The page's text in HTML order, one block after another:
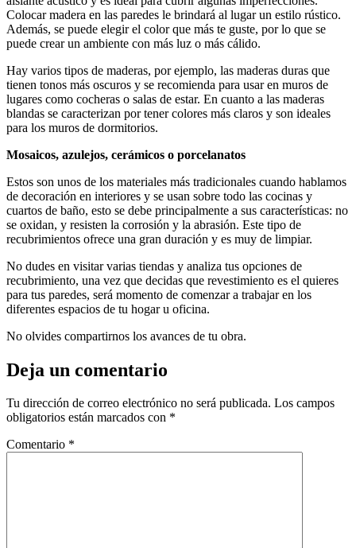
Colocar madera en las paredes le brindará al lugar un estilo rústico.
Además, se puede elegir el color que más te guste, por lo que se
puede crear un ambiente con más luz o más cálido.
Hay varios tipos de maderas, por ejemplo, las maderas duras que
tienen tonos más oscuros y se recomienda para usar en muros de
lugares como cocheras o salas de estar. En cuanto a las maderas
blandas se caracterizan por tener colores más claros y son ideales
para los muros de dormitorios.
Mosaicos, azulejos, cerámicos o porcelanatos
Estos son unos de los materiales más tradicionales cuando hablamos
de decoración en interiores y se usan sobre todo las cocinas y
cuartos de baño, esto se debe principalmente a sus características: no
se oxidan, y resisten la corrosión y la abrasión. Este tipo de
recubrimientos ofrece una gran duración y es muy de limpiar.
No dudes en visitar varias tiendas y analiza tus opciones de
recubrimiento, una vez que decidas que revestimiento es el quieres
para tus paredes, será momento de comenzar a trabajar en los
diferentes espacios de tu hogar u oficina.
No olvides compartirnos los avances de tu obra.
Deja un comentario
Tu dirección de correo electrónico no será publicada. Los campos
obligatorios están marcados con *
Comentario *